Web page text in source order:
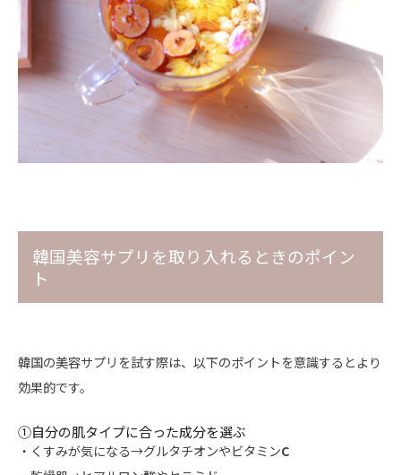
韓国美容サプリを取り入れるときのポイン
ト
韓国の美容サプリを試す際は、以下のポイントを意識するとより
効果的です。
①自分の肌タイプに合った成分を選ぶ
・くすみが気になる→グルタチオンやビタミンC